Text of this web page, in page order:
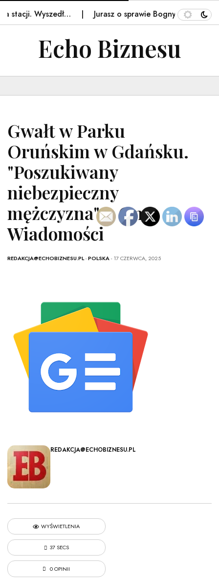
Wyszedł… Jurasz o sprawie Bogny Janke. Ostre
Echo Biznesu
Gwałt w Parku
Oruńskim w Gdańsku.
"Poszukiwany
niebezpieczny
mężczyzna" – Onet
Wiadomości
REDAKCJA@ECHOBIZNESU.PL-POLSKA- 17 CZERWCA, 2025
REDAKCJA@ECHOBIZNESU.PL
WYŚWIETLENIA
37 SECS
0 OPINII